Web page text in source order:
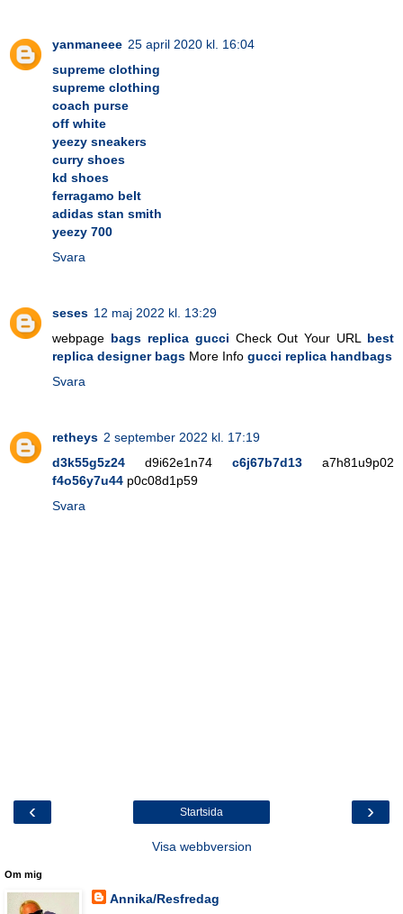
yanmaneee 25 april 2020 kl. 16:04
supreme clothing
supreme clothing
coach purse
off white
yeezy sneakers
curry shoes
kd shoes
ferragamo belt
adidas stan smith
yeezy 700
Svara
seses 12 maj 2022 kl. 13:29
webpage bags replica gucci Check Out Your URL best
replica designer bags More Info gucci replica handbags
Svara
retheys 2 september 2022 kl. 17:19
d3k55g5z24 d9i62e1n74 c6j67b7d13 a7h81u9p02
f4o56y7u44 p0c08d1p59
Svara
‹ ›
Startsida
Visa webbversion
Om mig
Annika/Resfredag